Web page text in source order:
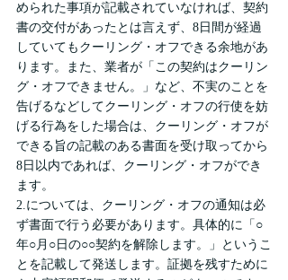
められた事項が記載されていなければ、契約
書の交付があったとは言えず、8日間が経過
していてもクーリング・オフできる余地があ
ります。また、業者が「この契約はクーリン
グ・オフできません。」など、不実のことを
告げるなどしてクーリング・オフの行使を妨
げる行為をした場合は、クーリング・オフが
できる旨の記載のある書面を受け取ってから
8日以内であれば、クーリング・オフができ
ます。
2.については、クーリング・オフの通知は必
ず書面で行う必要があります。具体的に「○
年○月○日の○○契約を解除します。」というこ
とを記載して発送します。証拠を残すために